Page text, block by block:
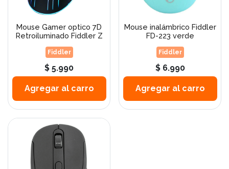
Mouse Gamer optico 7D
Retroiluminado Fiddler Z
Fiddler
$ 5.990
Agregar al carro
Mouse inalámbrico Fiddler
FD-223 verde
Fiddler
$ 6.990
Agregar al carro